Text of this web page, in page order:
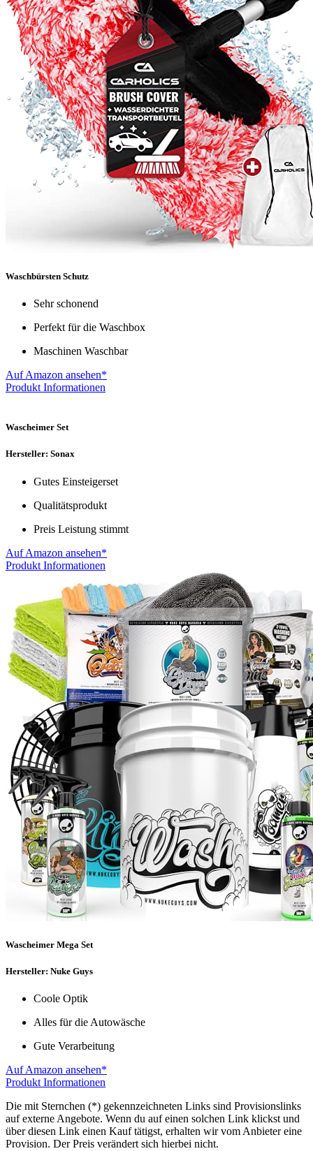
Waschbürsten Schutz
Sehr schonend
Perfekt für die Waschbox
Maschinen Waschbar
Auf Amazon ansehen*
Produkt Informationen
Wascheimer Set
Hersteller: Sonax
Gutes Einsteigerset
Qualitätsprodukt
Preis Leistung stimmt
Auf Amazon ansehen*
Produkt Informationen
Wascheimer Mega Set
Hersteller: Nuke Guys
Coole Optik
Alles für die Autowäsche
Gute Verarbeitung
Auf Amazon ansehen*
Produkt Informationen
Die mit Sternchen (*) gekennzeichneten Links sind Provisionslinks
auf externe Angebote. Wenn du auf einen solchen Link klickst und
über diesen Link einen Kauf tätigst, erhalten wir vom Anbieter eine
Provision. Der Preis verändert sich hierbei nicht.